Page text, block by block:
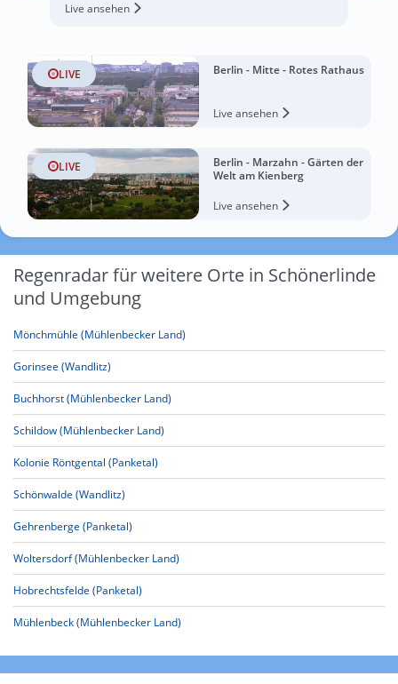
Live ansehen
LIVE Berlin - Mitte - Rotes Rathaus
Live ansehen
LIVE
Berlin - Marzahn - Gärten der
Welt am Kienberg
Live ansehen
Regenradar für weitere Orte in Schönerlinde
und Umgebung
Mönchmühle (Mühlenbecker Land)
Gorinsee (Wandlitz)
Buchhorst (Mühlenbecker Land)
Schildow (Mühlenbecker Land)
Kolonie Röntgental (Panketal)
Schönwalde (Wandlitz)
Gehrenberge (Panketal)
Woltersdorf (Mühlenbecker Land)
Hobrechtsfelde (Panketal)
Mühlenbeck (Mühlenbecker Land)